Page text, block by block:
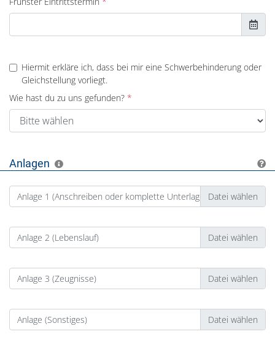
Hiermit erkläre ich, dass bei mir eine Schwerbehinderung oder
Gleichstellung vorliegt.
Wie hast du zu uns gefunden?
Anlagen
Anlage 1 (Anschreiben oder komplette Unterlagen)
Anlage 2 (Lebenslauf)
Anlage 3 (Zeugnisse)
Anlage (Sonstiges)